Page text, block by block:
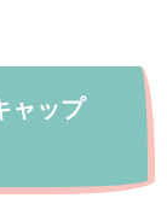
ャップ